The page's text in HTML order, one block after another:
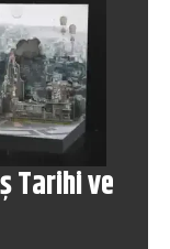
Tarihi ve